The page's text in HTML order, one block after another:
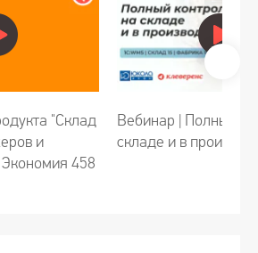
"Склад
и
458
Вебинар | Полный
складе и в